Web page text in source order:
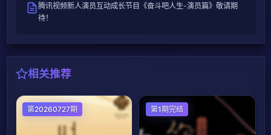
腾讯视频新人演员互动成长节目《奋斗吧人生-演员篇》敬请期
待！
相关推荐
第20260727期 大陆综艺
第1期完结